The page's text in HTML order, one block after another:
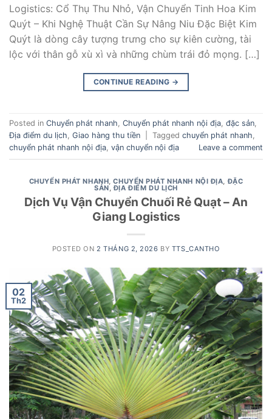
Logistics: Cổ Thụ Thu Nhỏ, Vận Chuyển Tinh Hoa Kim
Quýt – Khi Nghệ Thuật Cần Sự Nâng Niu Đặc Biệt Kim
Quýt là dòng cây tượng trưng cho sự kiên cường, tài
lộc với thân gỗ xù xì và những chùm trái đỏ mọng. […]
CONTINUE READING →
Posted in Chuyển phát nhanh Chuyển phát nhanh nội địa đặc sản
Địa điểm du lịch Giao hàng thu tiền Tagged chuyển phát nhanh
chuyển phát nhanh nội địa vận chuyển nội địa Leave a comment
CHUYỂN PHÁT NHANH ,CHUYỂN PHÁT NHANH NỘI ĐỊA ,ĐẶC
SẢN,ĐỊA ĐIỂM DU LỊCH
Dịch Vụ Vận Chuyển Chuối Rẻ Quạt – An
Giang Logistics
POSTED ON2 THÁNG 2, 2026 BY TTS_CANTHO
02
Th2